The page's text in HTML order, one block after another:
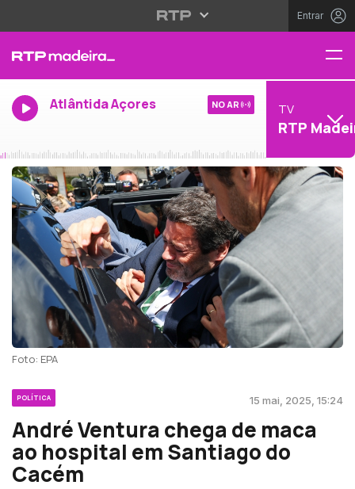
Entrar
Atlântida Açores NO AR TV
RTP
Foto: EPA
POLÍTICA 15 mai, 2025, 15:24
André Ventura chega de maca
ao hospital em Santiago do
Cacém